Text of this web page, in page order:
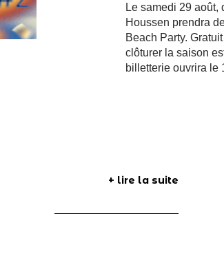
Le samedi 29
Houssen prendra
Beach Party.
clôturer la saison
billetterie ouvrira le
+ lire la suite